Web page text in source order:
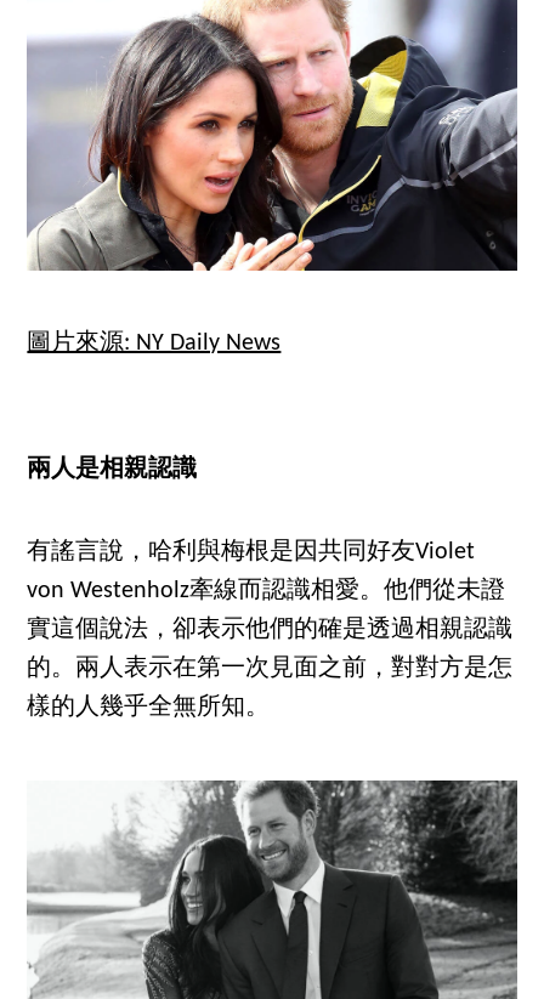
圖片來源: NY Daily News
兩人是相親認識
有謠言說，哈利與梅根是因共同好友Violet
von Westenholz牽線而認識相愛。他們從未證
實這個說法，卻表示他們的確是透過相親認識
的。兩人表示在第一次見面之前，對對方是怎
樣的人幾乎全無所知。